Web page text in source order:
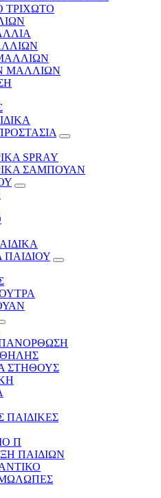
ΤΡΙΧΩΤΟ
ΜΑΛΛΙΩΝ
SPRAY
ΣΑΜΠΟΥΑΝ
ΣΤΗΘΟΥΣ
Π
ΠΑΙΔΙΩΝ